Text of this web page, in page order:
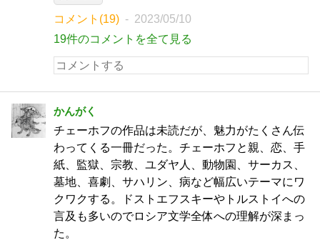
コメント(19)
2023/05/10
19件のコメントを全て見る
かんがく
チェーホフの作品は未読だが、魅力がたくさん伝
わってくる一冊だった。チェーホフと親、恋、手
紙、監獄、宗教、ユダヤ人、動物園、サーカス、
墓地、喜劇、サハリン、病など幅広いテーマにワ
クワクする。ドストエフスキーやトルストイへの
言及も多いのでロシア文学全体への理解が深まっ
た。